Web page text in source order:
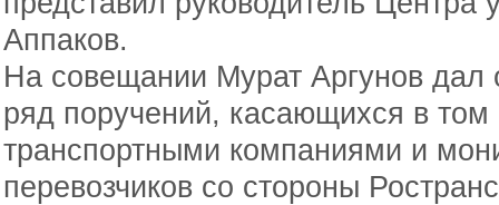
Аппаков.
На совещании Мурат Аргунов дал
ряд поручений, касающихся в том
транспортными компаниями и
перевозчиков со стороны